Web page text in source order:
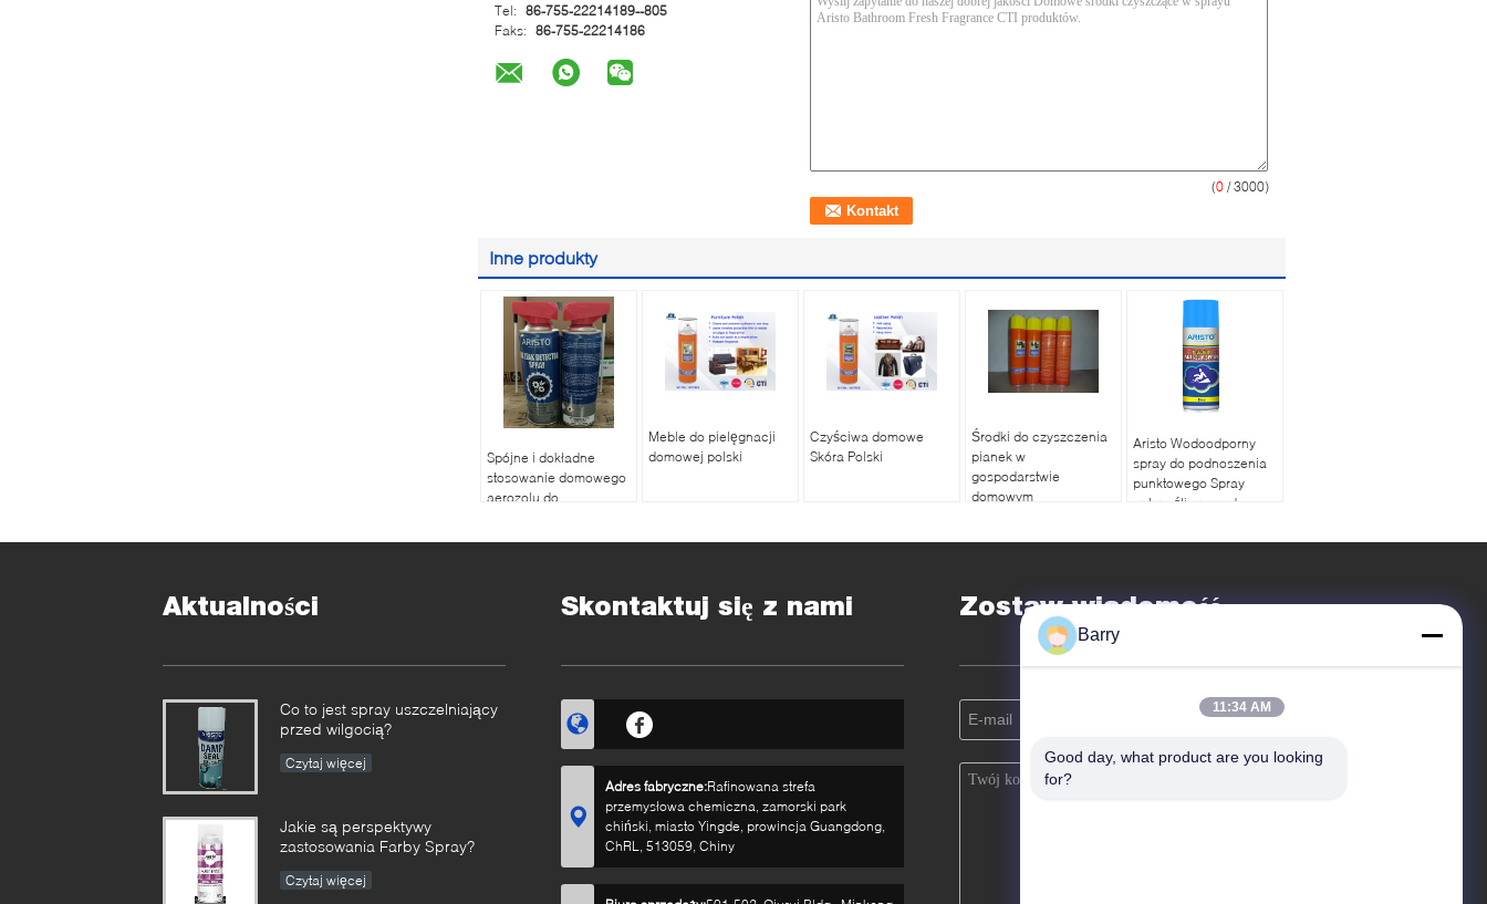
Tel: 86-755-22214189--805
Faks: 86-755-22214186
(0 / 3000)
Inne produkty
Spójne i dokładne
stosowanie domowego
aerozolu do
Meble do pielęgnacji
domowej polski
Czyściwa domowe
Skóra Polski
Środki do czyszczenia
pianek w
gospodarstwie
domowym
Aristo Wodoodporny
spray do podnoszenia
punktowego Spray
antypoślizgowy do
Aktualności
Co to jest spray uszczelniający
przed wilgocią?
Czytaj więcej
Jakie są perspektywy
zastosowania Farby Spray?
Czytaj więcej
Skontaktuj się z nami
Adres fabryczne:Rafinowana strefa
przemysłowa chemiczna, zamorski park
chiński, miasto Yingde, prowincja Guangdong,
ChRL, 513059, Chiny
Zostaw wiadomość
Barry
11:34 AM
Good day, what product are you looking
for?